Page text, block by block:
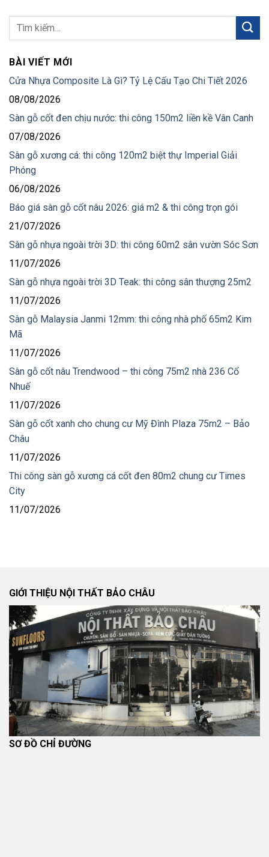
BÀI VIẾT MỚI
Cửa Nhựa Composite Là Gì? Tỷ Lệ Cấu Tạo Chi Tiết 2026
08/08/2026
Sàn gỗ cốt đen chịu nước: thi công 150m2 liền kề Vân Canh
07/08/2026
Sàn gỗ xương cá: thi công 120m2 biệt thự Imperial Giải
Phóng
06/08/2026
Báo giá sàn gỗ cốt nâu 2026: giá m2 & thi công trọn gói
21/07/2026
Sàn gỗ nhựa ngoài trời 3D: thi công 60m2 sân vườn Sóc Sơn
11/07/2026
Sàn gỗ nhựa ngoài trời 3D Teak: thi công sân thượng 25m2
11/07/2026
Sàn gỗ Malaysia Janmi 12mm: thi công nhà phố 65m2 Kim
Mã
11/07/2026
Sàn gỗ cốt nâu Trendwood – thi công 75m2 nhà 236 Cổ
Nhuế
11/07/2026
Sàn gỗ cốt xanh cho chung cư Mỹ Đình Plaza 75m2 – Bảo
Châu
11/07/2026
Thi công sàn gỗ xương cá cốt đen 80m2 chung cư Times
City
11/07/2026
GIỚI THIỆU NỘI THẤT BẢO CHÂU
SƠ ĐỒ CHỈ ĐƯỜNG